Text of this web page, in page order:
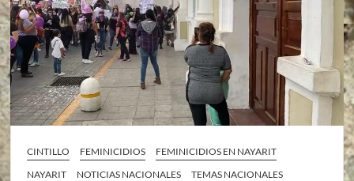
CINTILLO FEMINICIDIOS
FEMINICIDIOS EN NAYARIT
NAYARIT
NOTICIAS NACIONALES
TEMAS NACIONALES